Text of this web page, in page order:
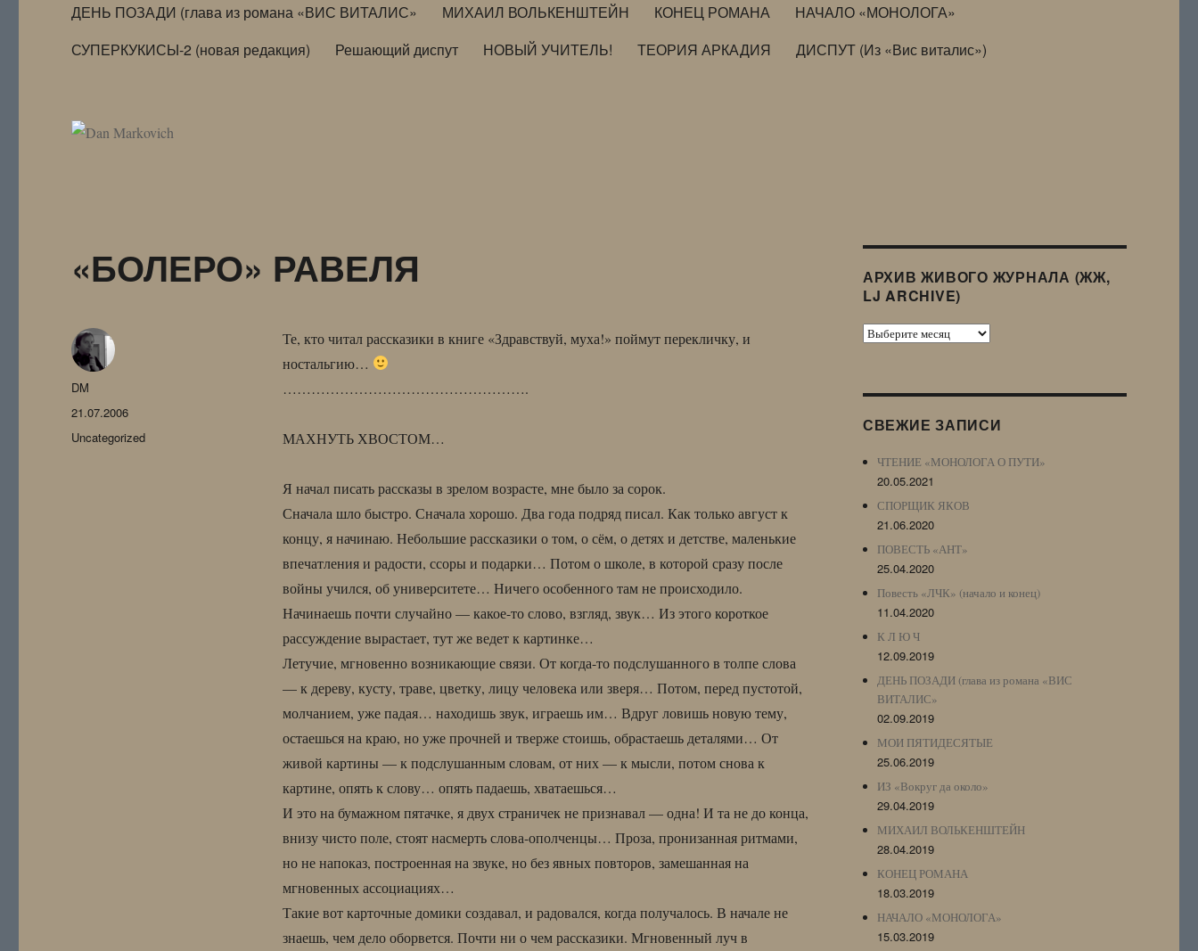
ДЕНЬ ПОЗАДИ (глава из романа «ВИС ВИТАЛИС»
МИХАИЛ ВОЛЬКЕНШТЕЙН КОНЕЦ РОМАНА
НАЧАЛО «МОНОЛОГА»
СУПЕРКУКИСЫ-2 (новая редакция)
Решающий диспут НОВЫЙ УЧИТЕЛЬ! ТЕОРИЯ АРКАДИЯ ДИСПУТ (Из «Вис виталис»)
«БОЛЕРО» РАВЕЛЯ
Те, кто читал рассказики в книге «Здравствуй, муха!» поймут перекличку, и
ностальгию…
…………………………………………….
МАХНУТЬ ХВОСТОМ…
Я начал писать рассказы в зрелом возрасте, мне было за сорок.
Сначала шло быстро. Сначала хорошо. Два года подряд писал. Как только август к
концу, я начинаю. Небольшие рассказики о том, о сём, о детях и детстве, маленькие
впечатления и радости, ссоры и подарки… Потом о школе, в которой сразу после
войны учился, об университете… Ничего особенного там не происходило.
Начинаешь почти случайно — какое-то слово, взгляд, звук… Из этого короткое
рассуждение вырастает, тут же ведет к картинке…
Летучие, мгновенно возникающие связи. От когда-то подслушанного в толпе слова
— к дереву, кусту, траве, цветку, лицу человека или зверя… Потом, перед пустотой,
молчанием, уже падая… находишь звук, играешь им… Вдруг ловишь новую тему,
остаешься на краю, но уже прочней и тверже стоишь, обрастаешь деталями… От
живой картины — к подслушанным словам, от них — к мысли, потом снова к
картине, опять к слову… опять падаешь, хватаешься…
И это на бумажном пятачке, я двух страничек не признавал — одна! И та не до конца,
внизу чисто поле, стоят насмерть слова-ополченцы… Проза, пронизанная ритмами,
но не напоказ, построенная на звуке, но без явных повторов, замешанная на
мгновенных ассоциациях…
Такие вот карточные домики создавал, и радовался, когда получалось. В начале не
знаешь, чем дело оборвется. Почти ни о чем рассказики. Мгновенный луч в
Автор
DM
Опубликовано
21.07.2006
Рубрики
Uncategorized
АРХИВ ЖИВОГО ЖУРНАЛА (ЖЖ,
LJ ARCHIVE)
Архив
Archive)
СВЕЖИЕ ЗАПИСИ
ЧТЕНИЕ «МОНОЛОГА О ПУТИ»
20.05.2021
СПОРЩИК ЯКОВ
21.06.2020
ПОВЕСТЬ «АНТ»
25.04.2020
Повесть «ЛЧК» (начало и конец)
11.04.2020
К Л Ю Ч
12.09.2019
ДЕНЬ ПОЗАДИ (глава из романа «ВИС
ВИТАЛИС»
02.09.2019
МОИ ПЯТИДЕСЯТЫЕ
25.06.2019
ИЗ «Вокруг да около»
29.04.2019
МИХАИЛ ВОЛЬКЕНШТЕЙН
28.04.2019
КОНЕЦ РОМАНА
18.03.2019
НАЧАЛО «МОНОЛОГА»
15.03.2019